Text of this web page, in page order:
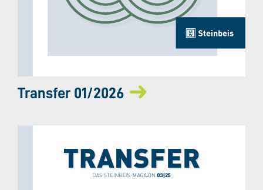
Transfer 01/2026